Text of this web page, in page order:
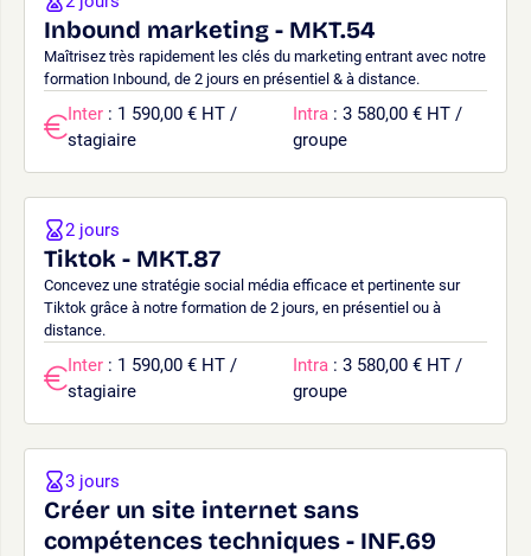
Inbound marketing - MKT.54
Maîtrisez très rapidement les clés du marketing entrant avec notre
formation Inbound, de 2 jours en présentiel & à distance.
Inter : 1 590,00 € HT /
stagiaire
Intra : 3 580,00 € HT /
groupe
Tiktok - MKT.87
Concevez une stratégie social média efficace et pertinente sur
Tiktok grâce à notre formation de 2 jours, en présentiel ou à
distance.
2 jours
Inter : 1 590,00 € HT /
stagiaire
Intra : 3 580,00 € HT /
groupe
Créer un site internet sans
compétences techniques - INF.69
3 jours